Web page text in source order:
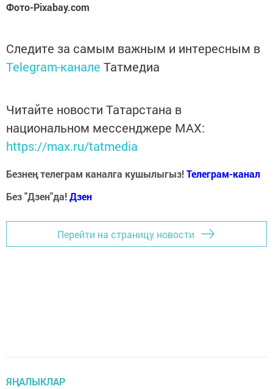
Фото-Pixabay.com
Следите за самым важным и интересным в
Telegram-канале Татмедиа
Читайте новости Татарстана в
национальном мессенджере MАХ:
https://max.ru/tatmedia
Безнең телеграм каналга кушылыгыз!Телеграм-канал
Без "Дзен"да!Дзен
Перейти на страницу новости
ЯҢАЛЫКЛАР